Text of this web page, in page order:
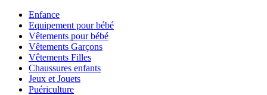
Enfance
Equipement pour bébé
Vêtements pour bébé
Vêtements Garçons
Vêtements Filles
Chaussures enfants
Jeux et Jouets
Puériculture